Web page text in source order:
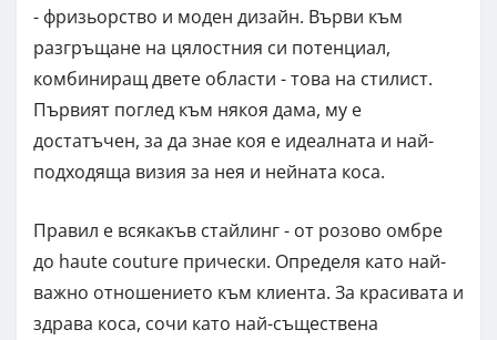
- фризьорство и моден дизайн. Върви към
разгръщане на цялостния си потенциал,
комбиниращ двете области - това на стилист.
Първият поглед към някоя дама, му е
достатъчен, за да знае коя е идеалната и най-
подходяща визия за нея и нейната коса.
Правил е всякакъв стайлинг - от розово омбре
до haute couture прически. Определя като най-
важно отношението към клиента. За красивата и
здрава коса, сочи като най-съществена